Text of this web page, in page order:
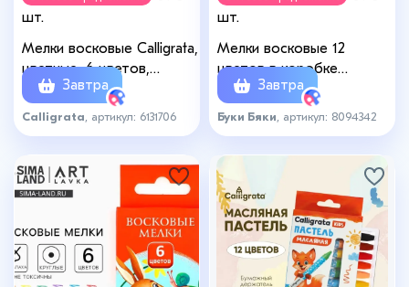
шт.
Мелки восковые Calligrata,
цветные, 6 цветов,
утолщённые, 93×11 мм
Завтра
Calligrata , артикул: 6131706
шт.
Мелки восковые 12
цветов в коробке
«БукиБяки»
Завтра
Буки Бяки , артикул: 8094342